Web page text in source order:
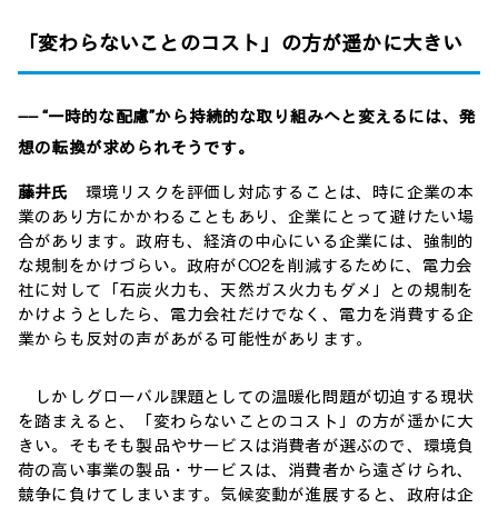
「変わらないことのコスト」の方が遥かに大きい
―― “一時的な配慮”から持続的な取り組みへと変えるには、発
想の転換が求められそうです。
藤井氏 環境リスクを評価し対応することは、時に企業の本
業のあり方にかかわることもあり、企業にとって避けたい場
合があります。政府も、経済の中心にいる企業には、強制的
な規制をかけづらい。政府がCO2を削減するために、電力会
社に対して「石炭火力も、天然ガス火力もダメ」との規制を
かけようとしたら、電力会社だけでなく、電力を消費する企
業からも反対の声があがる可能性があります。
しかしグローバル課題としての温暖化問題が切迫する現状
を踏まえると、「変わらないことのコスト」の方が遥かに大
きい。そもそも製品やサービスは消費者が選ぶので、環境負
荷の高い事業の製品・サービスは、消費者から遠ざけられ、
競争に負けてしまいます。気候変動が進展すると、政府は企